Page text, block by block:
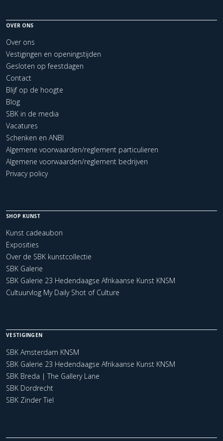
OVER ONS
Over ons
Vestigingen en openingstijden
Gesloten op feestdagen
Contact
Blijf op de hoogte
Blog
SBK in de media
Vacatures
Schenken en ANBI
Algemene voorwaarden/reglement particulieren
Algemene voorwaarden/reglement bedrijven
Privacy policy
SHOP KUNST
Kunst cadeaubon
Exposities
Over de SBK kunstcollectie
SBK Galerie
SBK Galerie 23 Hedendaagse Afrikaanse Kunst KNSM
Cultuurvlog My Daily Shot of Culture
VESTIGINGEN
SBK Amsterdam KNSM
SBK Galerie 23 Hedendaagse Afrikaanse Kunst KNSM
SBK Breda | The Gallery Lane
SBK Dordrecht
SBK Zinder Tiel